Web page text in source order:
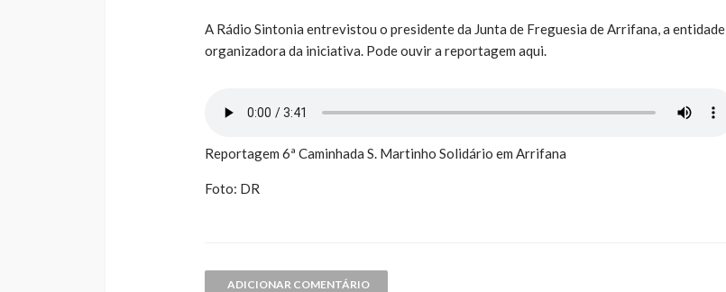
A Rádio Sintonia entrevistou o presidente da Junta de Freguesia de Arrifana, a entidade
organizadora da iniciativa. Pode ouvir a reportagem aqui.
Reportagem 6ª Caminhada S. Martinho Solidário em Arrifana
Foto: DR
ADICIONAR COMENTÁRIO